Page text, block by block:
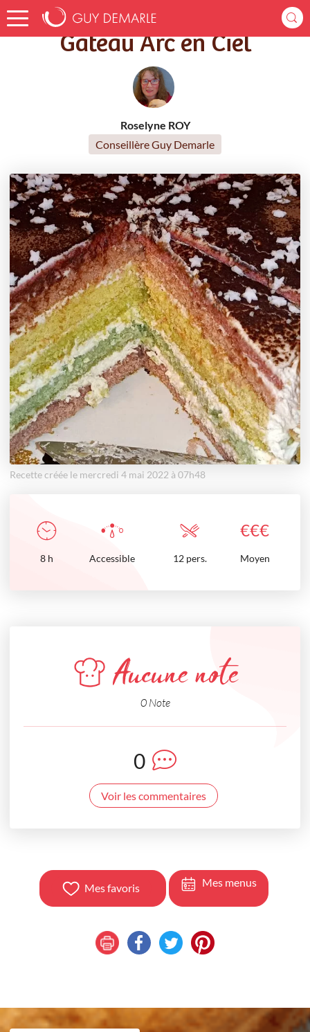
Accueil Recettes Gâteau Arc en Ciel
Gâteau Arc en Ciel
Roselyne ROY
Conseillère Guy Demarle
Recette créée le mercredi 4 mai 2022 à 07h48
€€€
8 h Accessible 12 pers. Moyen
Aucune note
0 Note
0
Voir les commentaires
Mes favoris Mes menus